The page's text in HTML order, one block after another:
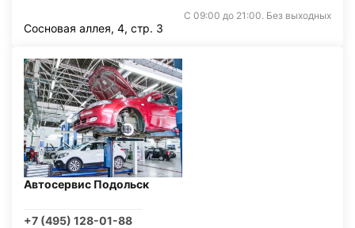
С 09:00 до 21:00. Без выходных
Сосновая аллея, 4, стр. 3
Автосервис Подольск
+7 (495) 128-01-88